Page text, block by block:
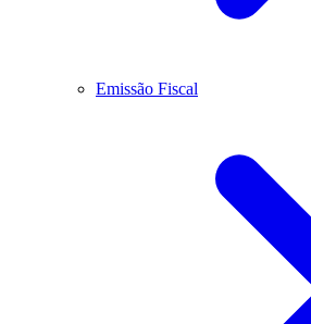
Emissão Fiscal